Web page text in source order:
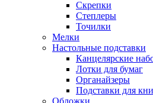
Скрепки
Степлеры
Точилки
Мелки
Настольные подставки
Канцелярские
Лотки для бумаг
Органайзеры
Подставки для
Обложки